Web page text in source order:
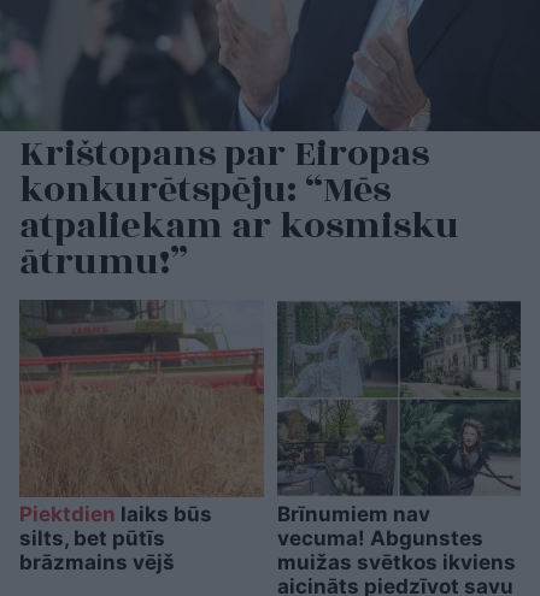
Krištopans par Eiropas
konkurētspēju: “Mēs
atpaliekam ar kosmisku
ātrumu!”
Piektdien laiks būs
silts, bet pūtīs
brāzmains vējš
Brīnumiem nav
vecuma! Abgunstes
muižas svētkos ikviens
aicināts piedzīvot savu